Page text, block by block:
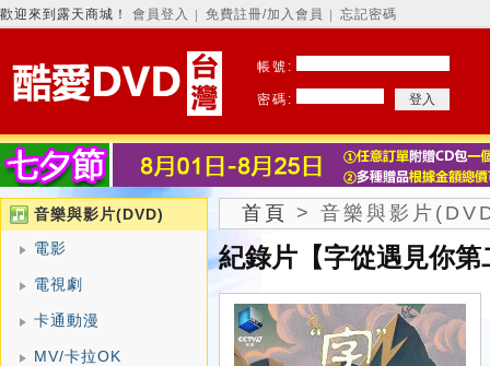
歡迎來到露天商城！ 會員登入 免費註冊/加入會員 忘記密碼
帳號:
密碼:
音樂與影片(DVD)
電影
電視劇
卡通動漫
MV/卡拉OK
首頁 > 音樂與影片
紀錄片【字從遇見你第